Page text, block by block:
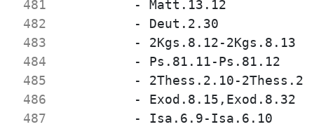
481
482
483
484
485
486
487
- Matt.13.12
- Deut.2.30
- 2Kgs.8.12-2Kgs.8.13
- Ps.81.11-Ps.81.12
- 2Thess.2.10-
- Exod.8.15,Exod.8.32
- Isa.6.9-Isa.6.10